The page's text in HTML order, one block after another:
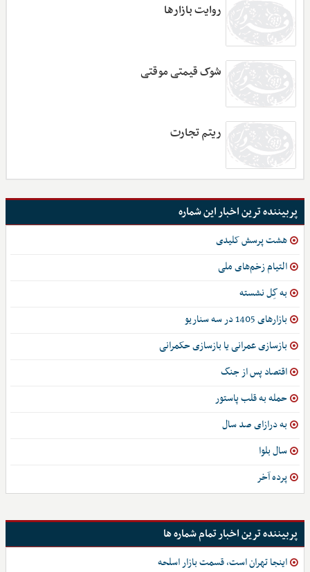
روایت بازارها
شوک قیمتی موقتی
ریتم تجارت
پربیننده ترین اخبار این شماره
هشت پرسش کلیدی
التیام زخم‌های ملی
به گِل نشسته
بازارهای 1405 در سه سناریو
بازسازی عمرانی یا بازسازی حکمرانی
اقتصاد پس از جنگ
حمله به قلب پاستور
به درازای صد سال
سال بلوا
پرده آخر
پربیننده ترین اخبار تمام شماره ها
اینجا تهران است، قسمت بازار اسلحه